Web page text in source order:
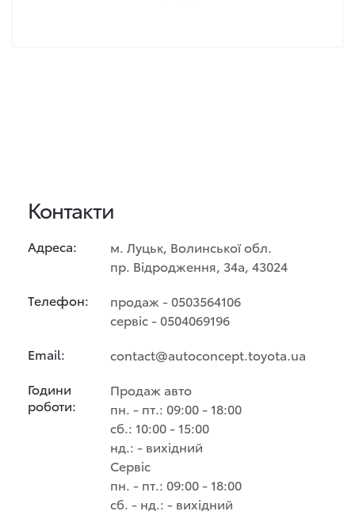
Контакти
Адреса:
м. Луцьк, Волинської обл.
пр. Відродження, 34а, 43024
Телефон:
продаж - 0503564106
сервіс - 0504069196
Email:
contact@autoconcept.toyota.ua
Години
роботи:
Продаж авто
пн. - пт.: 09:00 - 18:00
сб.: 10:00 - 15:00
нд.: - вихідний
Сервіс
пн. - пт.: 09:00 - 18:00
сб. - нд.: - вихідний